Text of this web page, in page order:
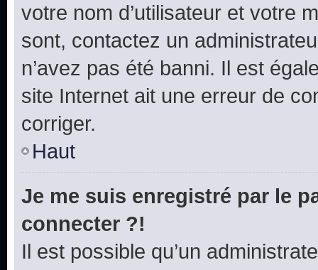
votre nom d’utilisateur et votre
sont, contactez un
n’avez pas été banni. Il est
site Internet ait une erreur de
corriger.
Haut
Je me suis enregistré par le
connecter ?!
Il est possible qu’un